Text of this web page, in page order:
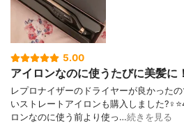
5.00
アイロンなのに使うたびに美髪に！
レプロナイザーのドライヤーが良かった
いストレートアイロンも購入しました
ロンなのに使う前より使っ…続きを見る